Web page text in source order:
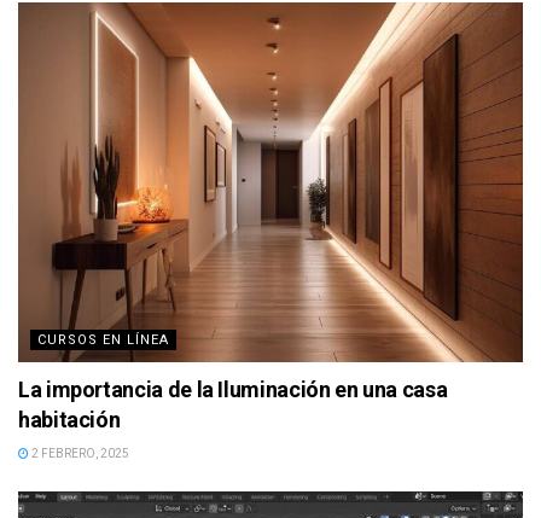
CURSOS EN LÍNEA
La importancia de la Iluminación en una casa
habitación
2 FEBRERO, 2025